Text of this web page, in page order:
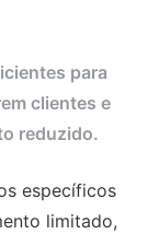
para
clientes e
reduzido.
específicos
limitado,